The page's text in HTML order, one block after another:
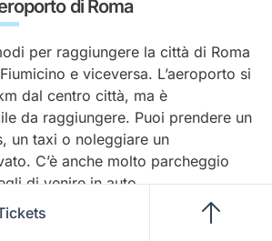
di Roma
per raggiungere la città di Roma
e viceversa. L’aeroporto si
dal centro città, ma è
da raggiungere. Puoi prendere un
un taxi o noleggiare un
C’è anche molto parcheggio
di venire in auto.